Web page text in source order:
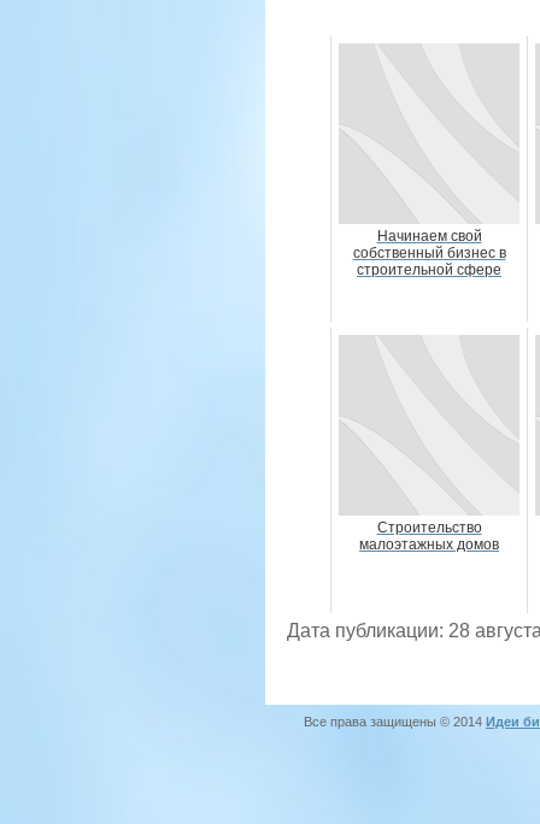
Начинаем свой
собственный бизнес в
строительной сфере
Строительство
малоэтажных домов
Дата публикации: 28
Все права защищены © 2014 Идеи